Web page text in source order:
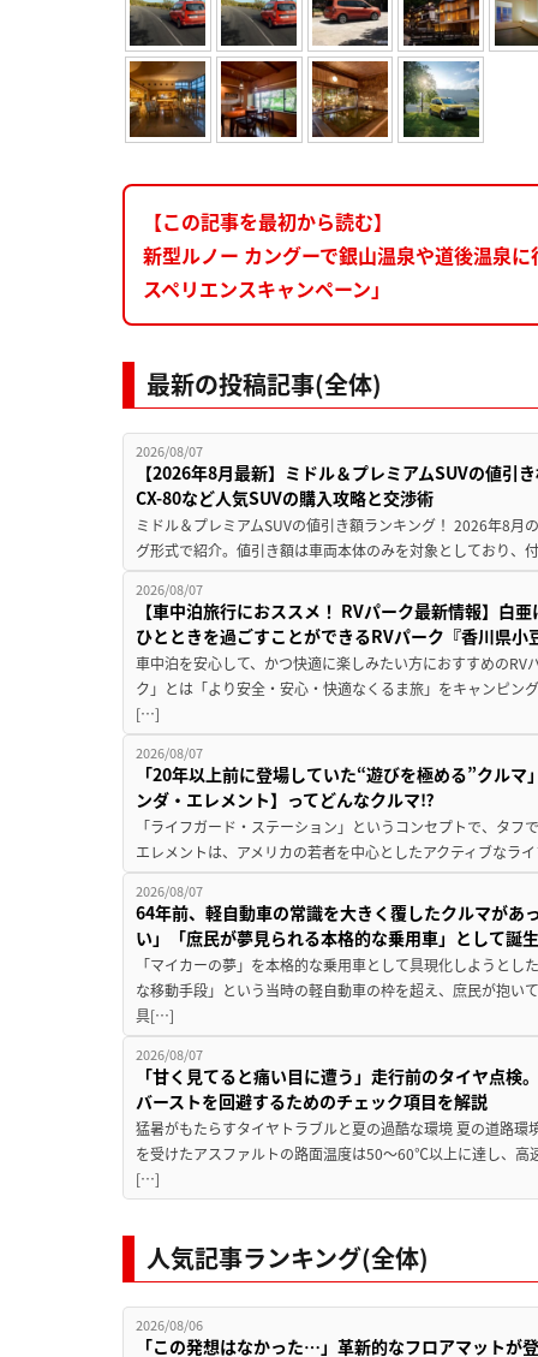
【この記事を最初から読む】
新型ルノー カングーで銀山温泉や道後温泉
スペリエンスキャンペーン」
最新の投稿記事(全体)
2026/08/07
【2026年8月最新】ミドル＆プレミアムSUVの値引
CX-80など人気SUVの購入攻略と交渉術
ミドル＆プレミアムSUVの値引き額ランキング！ 2026年8月
グ形式で紹介。値引き額は車両本体のみを対象としており
2026/08/07
【車中泊旅行におススメ！ RVパーク最新情報】白
ひとときを過ごすことができるRVパーク『香川県小
車中泊を安心して、かつ快適に楽しみたい方におすすめのRV
ク」とは「より安全・安心・快適なくるま旅」をキャンピン
[…]
2026/08/07
「20年以上前に登場していた“遊びを極める”クル
ンダ・エレメント】ってどんなクルマ⁉︎
「ライフガード・ステーション」というコンセプトで、タ
エレメントは、アメリカの若者を中心としたアクティブな
2026/08/07
64年前、軽自動車の常識を大きく覆したクルマがあ
い」「庶民が夢見られる本格的な乗用車」として誕
「マイカーの夢」を本格的な乗用車として具現化しようと
な移動手段」という当時の軽自動車の枠を超え、庶民が抱い
具[…]
2026/08/07
「甘く見てると痛い目に遭う」走行前のタイヤ点検
バーストを回避するためのチェック項目を解説
猛暑がもたらすタイヤトラブルと夏の過酷な環境 夏の道路
を受けたアスファルトの路面温度は50〜60℃以上に達し、高
[…]
人気記事ランキング(全体)
2026/08/06
「この発想はなかった…」革新的なフロアマットが